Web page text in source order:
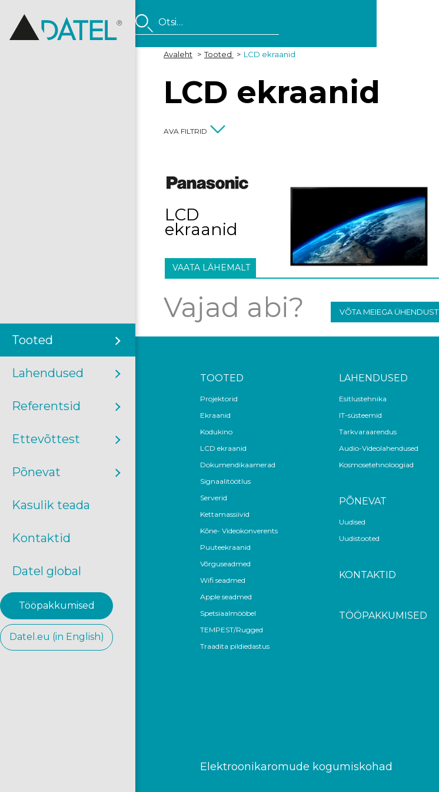
Tooted
Lahendused
Referentsid
Ettevõttest
Põnevat
Kasulik teada
Kontaktid
Datel global
Tööpakkumised
Datel.eu (in English)
Avaleht > Tooted > LCD ekraanid
LCD ekraanid
AVA FILTRID
LCD
ekraanid
VAATA LÄHEMALT
Vajad abi? VÕTA MEIEGA ÜHENDUST
TOOTED
Projektorid
Ekraanid
Kodukino
LCD ekraanid
Dokumendikaamerad
Signaalitöötlus
Serverid
Kettamassiivid
Kõne- Videokonverents
Puuteekraanid
Võrguseadmed
Wifi seadmed
Apple seadmed
Spetsiaalmööbel
TEMPEST/Rugged
Traadita pildiedastus
LAHENDUSED
Esitlustehnika
IT-süsteemid
Tarkvaraarendus
Audio-Videolahendused
Kosmosetehnoloogiad
PÕNEVAT
Uudised
Uudistooted
KONTAKTID
TÖÖPAKKUMISED
Elektroonikaromude kogumiskohad